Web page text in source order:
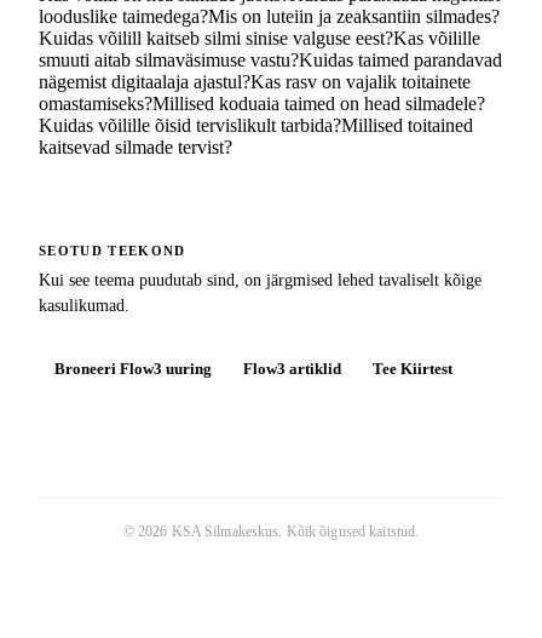
looduslike taimedega?Mis on luteiin ja zeaksantiin silmades?
Kuidas võilill kaitseb silmi sinise valguse eest?Kas võilille
smuuti aitab silmaväsimuse vastu?Kuidas taimed parandavad
nägemist digitaalaja ajastul?Kas rasv on vajalik toitainete
omastamiseks?Millised koduaia taimed on head silmadele?
Kuidas võilille õisid tervislikult tarbida?Millised toitained
kaitsevad silmade tervist?
SEOTUD TEEKOND
Kui see teema puudutab sind, on järgmised lehed tavaliselt kõige
kasulikumad.
Broneeri Flow3 uuring Flow3 artiklid Tee Kiirtest
© 2026 KSA Silmakeskus. Kõik õigused kaitstud.